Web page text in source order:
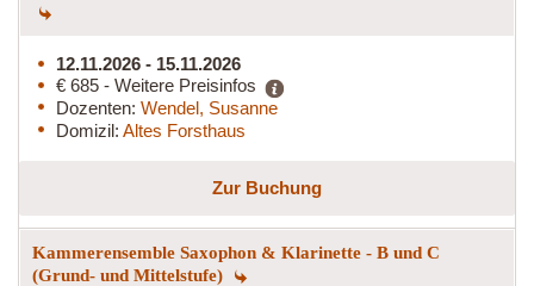
12.11.2026 - 15.11.2026
€ 685 - Weitere Preisinfos
Dozenten: Wendel, Susanne
Domizil: Altes Forsthaus
Zur Buchung
Kammerensemble Saxophon & Klarinette - B und C
(Grund- und Mittelstufe)